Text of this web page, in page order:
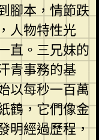
本，情節跌
人物特性光
直。三兄妹的
青事務的基
以每秒一百萬
鶴，它們像金
明經過歷程，